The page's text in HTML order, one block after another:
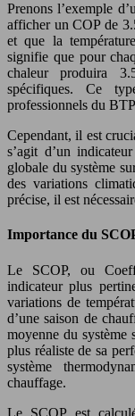
Prenons l’exemple
afficher un COP de
et que la
signifie que pour
chaleur produira
spécifiques. Ce
professionnels du
Cependant, il est
s’agit d’un
globale du système
des variations
précise, il est
Importance du
Le SCOP, ou
indicateur plus
variations de
d’une saison de
moyenne du système
plus réaliste de sa
système
chauffage.
Le SCOP est